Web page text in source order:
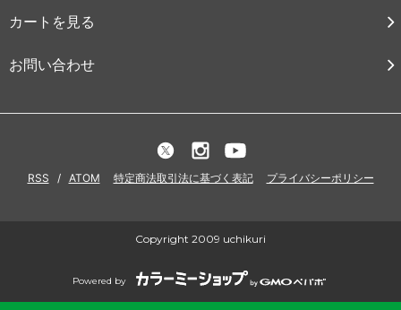
カートを見る
お問い合わせ
RSS / ATOM 特定商法取引法に基づく表記 プライバシーポリシー
Copyright 2009 uchikuri
Powered by